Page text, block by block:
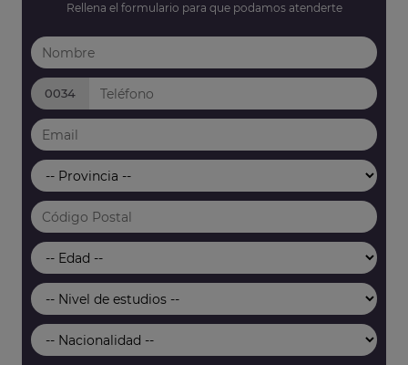
Rellena el formulario para que podamos atenderte
0034